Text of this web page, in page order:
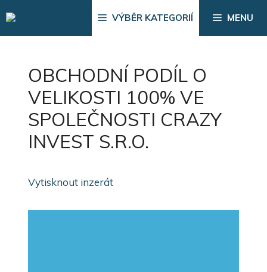
na
obsah
VÝBĚR KATEGORIÍ MENU
OBCHODNÍ PODÍL O
VELIKOSTI 100% VE
SPOLEČNOSTI CRAZY
INVEST S.R.O.
Vytisknout inzerát